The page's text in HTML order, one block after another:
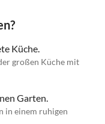
Küche.
großen Küche mit
Garten.
in einem ruhigen